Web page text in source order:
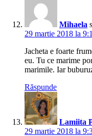
Mihaela
29 martie 2018 la
Jacheta e foarte
eu. Tu ce marime
marimile. Iar
Răspunde
Lamiita
29 martie 2018 la